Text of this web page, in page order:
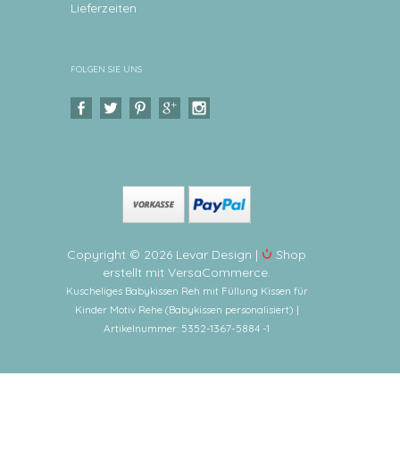
Lieferzeiten
FOLGEN SIE UNS
Copyright © 2026 Levar Design |
Shop
erstellt mit VersaCommerce.
Kuscheliges Babykissen Reh mit Füllung Kissen für
Kinder Motiv Rehe (Babykissen personalisiert) |
Artikelnummer: 5352-1367-5884 -1